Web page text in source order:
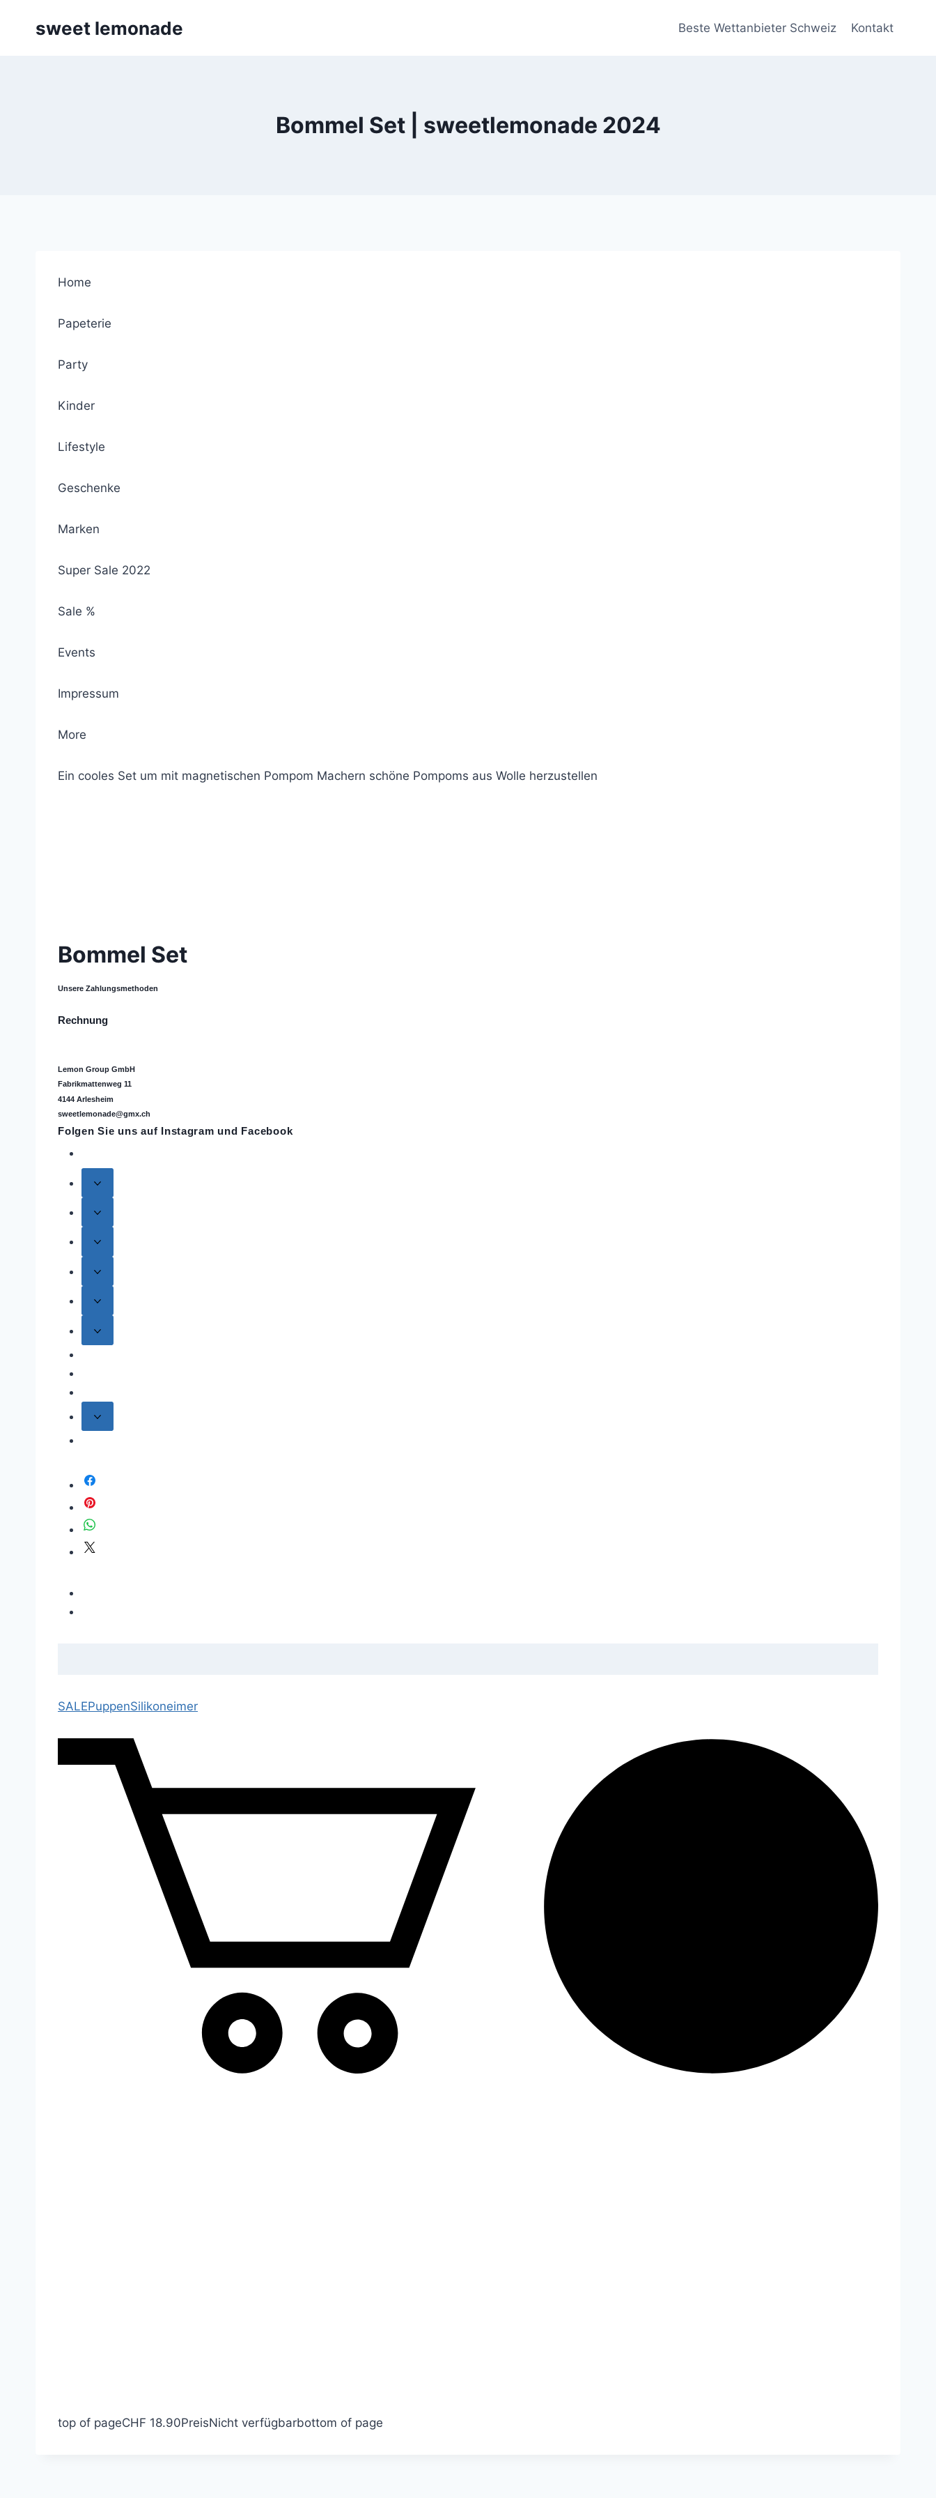
sweet lemonade Beste Wettanbieter Schweiz Kontakt
Bommel Set | sweetlemonade 2024
Home
Papeterie
Party
Kinder
Lifestyle
Geschenke
Marken
Super Sale 2022
Sale %
Events
Impressum
More
Ein cooles Set um mit magnetischen Pompom Machern schöne Pompoms aus Wolle herzustellen
Bommel Set
Unsere Zahlungsmethoden
Rechnung
Lemon Group GmbH
Fabrikmattenweg 11
4144 Arlesheim
sweetlemonade@gmx.ch
Folgen Sie uns auf Instagram und Facebook
SALEPuppenSilikoneimer
top of pageCHF 18.90PreisNicht verfügbarbottom of page